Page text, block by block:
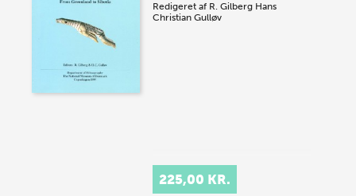
Redigeret af R. Gilberg Hans
Christian Gulløv
225,00 KR.